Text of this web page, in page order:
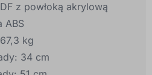
z powłoką akrylową
ABS
kg
34 cm